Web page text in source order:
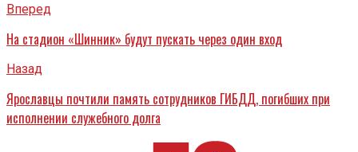
Вперед
На стадион «Шинник» будут пускать через один вход
Назад
Ярославцы почтили память сотрудников ГИБДД, погибших при
исполнении служебного долга